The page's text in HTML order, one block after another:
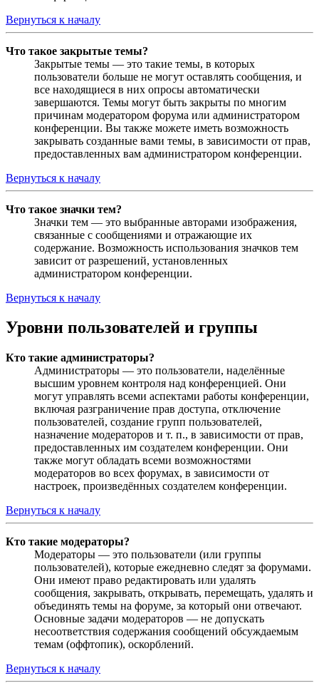
Вернуться к началу
Что такое закрытые темы?
Закрытые темы — это такие темы, в которых
пользователи больше не могут оставлять сообщения, и
все находящиеся в них опросы автоматически
завершаются. Темы могут быть закрыты по многим
причинам модератором форума или администратором
конференции. Вы также можете иметь возможность
закрывать созданные вами темы, в зависимости от прав,
предоставленных вам администратором конференции.
Вернуться к началу
Что такое значки тем?
Значки тем — это выбранные авторами изображения,
связанные с сообщениями и отражающие их
содержание. Возможность использования значков тем
зависит от разрешений, установленных
администратором конференции.
Вернуться к началу
Уровни пользователей и группы
Кто такие администраторы?
Администраторы — это пользователи, наделённые
высшим уровнем контроля над конференцией. Они
могут управлять всеми аспектами работы конференции,
включая разграничение прав доступа, отключение
пользователей, создание групп пользователей,
назначение модераторов и т. п., в зависимости от прав,
предоставленных им создателем конференции. Они
также могут обладать всеми возможностями
модераторов во всех форумах, в зависимости от
настроек, произведённых создателем конференции.
Вернуться к началу
Кто такие модераторы?
Модераторы — это пользователи (или группы
пользователей), которые ежедневно следят за форумами.
Они имеют право редактировать или удалять
сообщения, закрывать, открывать, перемещать, удалять и
объединять темы на форуме, за который они отвечают.
Основные задачи модераторов — не допускать
несоответствия содержания сообщений обсуждаемым
темам (оффтопик), оскорблений.
Вернуться к началу